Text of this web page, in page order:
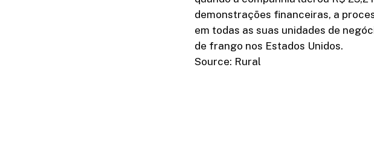
demonstrações financeiras, a
em todas as suas unidades de
de frango nos Estados Unidos.
Source: Rural